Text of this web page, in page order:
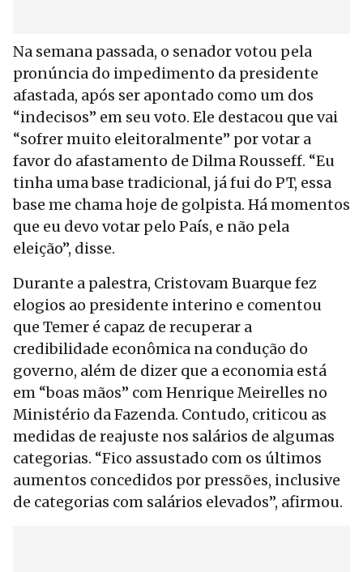
Na semana passada, o senador votou pela
pronúncia do impedimento da presidente
afastada, após ser apontado como um dos
“indecisos” em seu voto. Ele destacou que vai
“sofrer muito eleitoralmente” por votar a
favor do afastamento de Dilma Rousseff. “Eu
tinha uma base tradicional, já fui do PT, essa
base me chama hoje de golpista. Há momentos
que eu devo votar pelo País, e não pela
eleição”, disse.
Durante a palestra, Cristovam Buarque fez
elogios ao presidente interino e comentou
que Temer é capaz de recuperar a
credibilidade econômica na condução do
governo, além de dizer que a economia está
em “boas mãos” com Henrique Meirelles no
Ministério da Fazenda. Contudo, criticou as
medidas de reajuste nos salários de algumas
categorias. “Fico assustado com os últimos
aumentos concedidos por pressões, inclusive
de categorias com salários elevados”, afirmou.